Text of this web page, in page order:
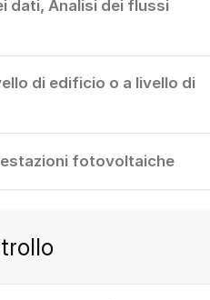
dati, Analisi dei flussi
di edificio o a livello di
fotovoltaiche